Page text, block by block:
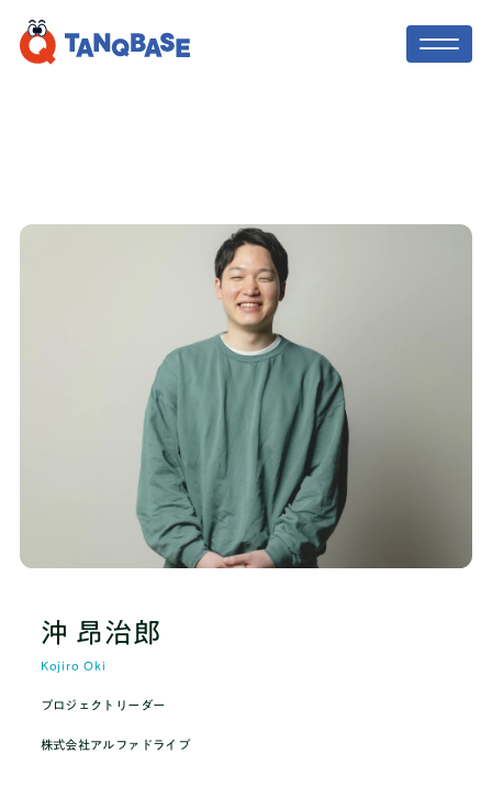
社会人コーチ
利用者の声
保護者の方へ
ニュース
ブログ
推薦・総合対策コース
沖 昂治郎
Kojiro Oki
プロジェクトリーダー
株式会社アルファドライブ